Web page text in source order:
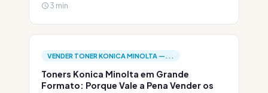
3 min
VENDER TONER KONICA MINOLTA —...
Toners Konica Minolta em Grande
Formato: Porque Vale a Pena Vender os